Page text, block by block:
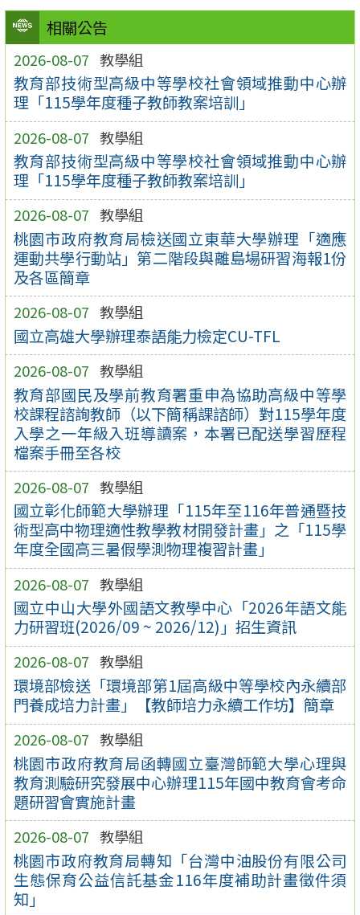
相關公告
2026-08-07 教學組
教育部技術型高級中等學校社會領域推動中心辦
理「115學年度種子教師教案培訓」
2026-08-07 教學組
教育部技術型高級中等學校社會領域推動中心辦
理「115學年度種子教師教案培訓」
2026-08-07 教學組
桃園市政府教育局檢送國立東華大學辦理「適應
運動共學行動站」第二階段與離島場研習海報1份
及各區簡章
2026-08-07 教學組
國立高雄大學辦理泰語能力檢定CU-TFL
2026-08-07 教學組
教育部國民及學前教育署重申為協助高級中等學
校課程諮詢教師（以下簡稱課諮師）對115學年度
入學之一年級入班導讀案，本署已配送學習歷程
檔案手冊至各校
2026-08-07 教學組
國立彰化師範大學辦理「115年至116年普通暨技
術型高中物理適性教學教材開發計畫」之「115學
年度全國高三暑假學測物理複習計畫」
2026-08-07 教學組
國立中山大學外國語文教學中心「2026年語文能
力研習班(2026/09 ~ 2026/12)」招生資訊
2026-08-07 教學組
環境部檢送「環境部第1屆高級中等學校內永續部
門養成培力計畫」【教師培力永續工作坊】簡章
2026-08-07 教學組
桃園市政府教育局函轉國立臺灣師範大學心理與
教育測驗研究發展中心辦理115年國中教育會考命
題研習會實施計畫
2026-08-07 教學組
桃園市政府教育局轉知「台灣中油股份有限公司
生態保育公益信託基金116年度補助計畫徵件須
知」